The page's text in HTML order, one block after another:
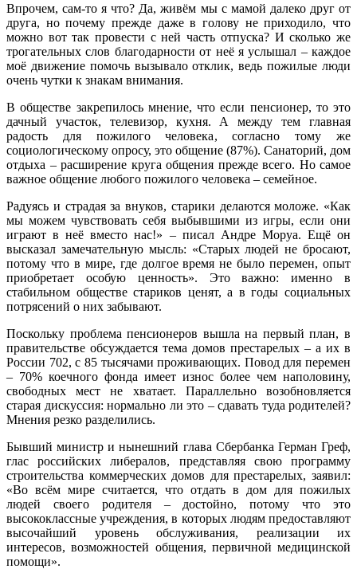
Впрочем, сам-то я что? Да, живём мы с мамой далеко друг от
друга, но почему прежде даже в голову не приходило, что
можно вот так провести с ней часть отпуска? И сколько же
трогательных слов благодарности от неё я услышал – каждое
моё движение помочь вызывало отклик, ведь пожилые люди
очень чутки к знакам внимания.
В обществе закрепилось мнение, что если пенсионер, то это
дачный участок, телевизор, кухня. А между тем главная
радость для пожилого человека, согласно тому же
социологическому опросу, это общение (87%). Санаторий, дом
отдыха – расширение круга общения прежде всего. Но самое
важное общение любого пожилого человека – семейное.
Радуясь и страдая за внуков, старики делаются моложе. «Как
мы можем чувствовать себя выбывшими из игры, если они
играют в неё вместо нас!» – писал Андре Моруа. Ещё он
высказал замечательную мысль: «Старых людей не бросают,
потому что в мире, где долгое время не было перемен, опыт
приобретает особую ценность». Это важно: именно в
стабильном обществе стариков ценят, а в годы социальных
потрясений о них забывают.
Поскольку проблема пенсионеров вышла на первый план, в
правительстве обсуждается тема домов престарелых – а их в
России 702, с 85 тысячами проживающих. Повод для перемен
– 70% коечного фонда имеет износ более чем наполовину,
свободных мест не хватает. Параллельно возобновляется
старая дискуссия: нормально ли это – сдавать туда родителей?
Мнения резко разделились.
Бывший министр и нынешний глава Сбербанка Герман Греф,
глас российских либералов, представляя свою программу
строительства коммерческих домов для престарелых, заявил:
«Во всём мире считается, что отдать в дом для пожилых
людей своего родителя – достойно, потому что это
высококлассные учреждения, в которых людям предоставляют
высочайший уровень обслуживания, реализации их
интересов, возможностей общения, первичной медицинской
помощи».